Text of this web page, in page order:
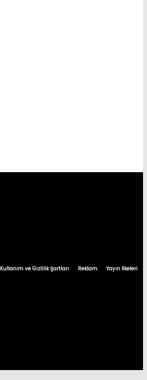
Kullanım ve Gizlilik Şartları Reklam Yayın İlkeleri